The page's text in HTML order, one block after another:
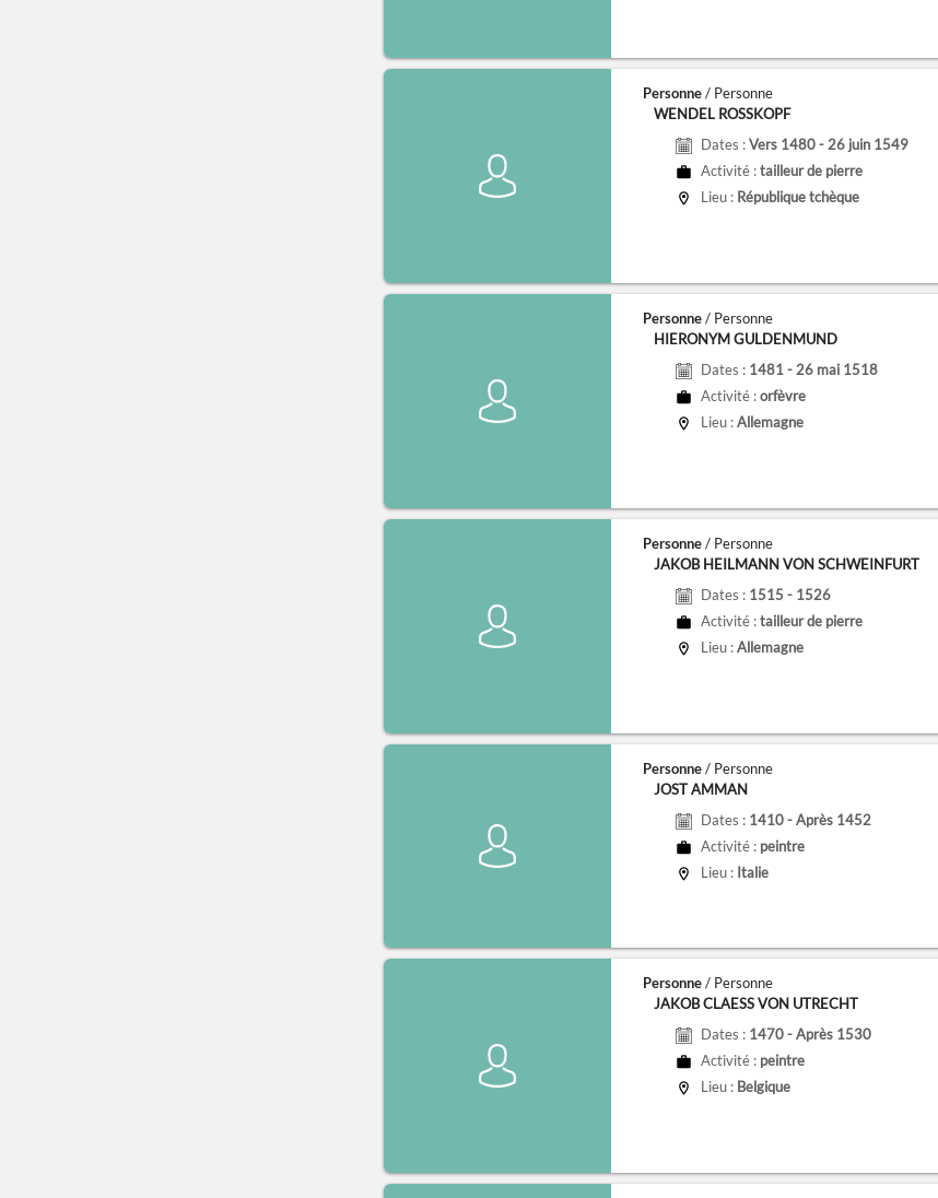
Personne/ Personne
WENDEL ROSSKOPF
Dates :Vers 1480 - 26 juin 1549
Activité :tailleur de pierre
Lieu : République tchèque
Personne/ Personne
HIERONYM GULDENMUND
Dates : 1481 - 26 mai 1518
Activité :orfèvre
Lieu :Allemagne
Personne/ Personne
JAKOB HEILMANN VON SCHWEINFURT
Dates : 1515 - 1526
Activité :tailleur de pierre
Lieu :Allemagne
Personne/ Personne
JOST AMMAN
Dates : 1410 - Après 1452
Activité : peintre
Lieu : Italie
Personne/ Personne
JAKOB CLAESS VON UTRECHT
Dates : 1470 - Après 1530
Activité : peintre
Lieu : Belgique